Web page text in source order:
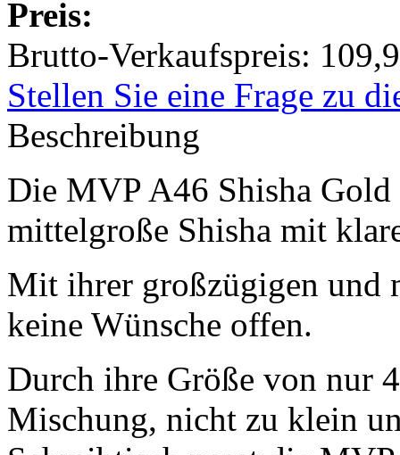
Preis:
Brutto-Verkaufspreis:
Stellen Sie eine Frage zu
Beschreibung
Die MVP A46 Shisha
mittelgroße Shisha mit
Mit ihrer großzügigen und
keine Wünsche offen.
Durch ihre Größe von nur
Mischung, nicht zu klein